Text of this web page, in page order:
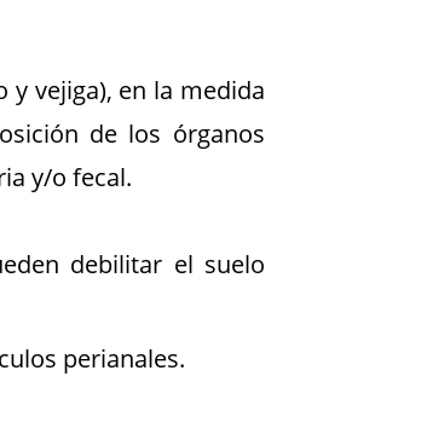
y vejiga), en la medida
de los órganos
y/o fecal.
debilitar el suelo
perianales.